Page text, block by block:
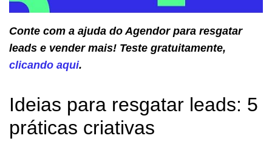
Conte com a ajuda do Agendor para resgatar
leads e vender mais! Teste gratuitamente,
clicando aqui.
Ideias para resgatar leads: 5
práticas criativas